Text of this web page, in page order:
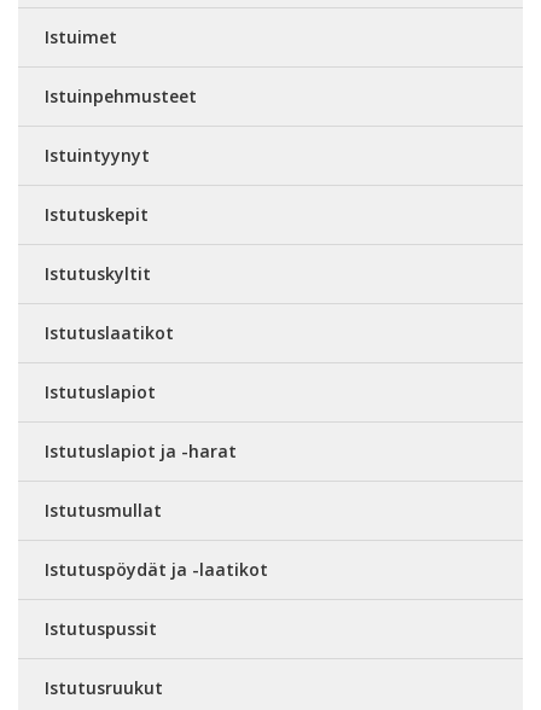
Istuimet
Istuinpehmusteet
Istuintyynyt
Istutuskepit
Istutuskyltit
Istutuslaatikot
Istutuslapiot
Istutuslapiot ja -harat
Istutusmullat
Istutuspöydät ja -laatikot
Istutuspussit
Istutusruukut